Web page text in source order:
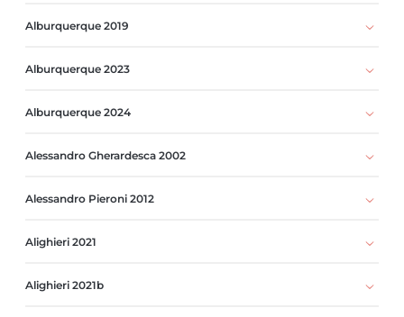
Alburquerque 2019
Alburquerque 2023
Alburquerque 2024
Alessandro Gherardesca 2002
Alessandro Pieroni 2012
Alighieri 2021
Alighieri 2021b